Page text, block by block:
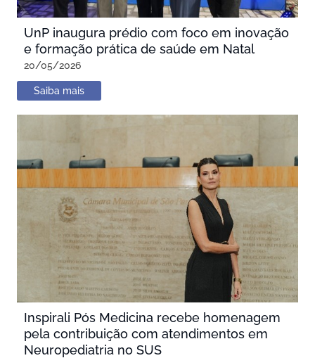
UnP inaugura prédio com foco em inovação
e formação prática de saúde em Natal
20/05/2026
Saiba mais
Inspirali Pós Medicina recebe homenagem
pela contribuição com atendimentos em
Neuropediatria no SUS